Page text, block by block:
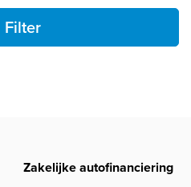
Filter
Zakelijke autofinanciering